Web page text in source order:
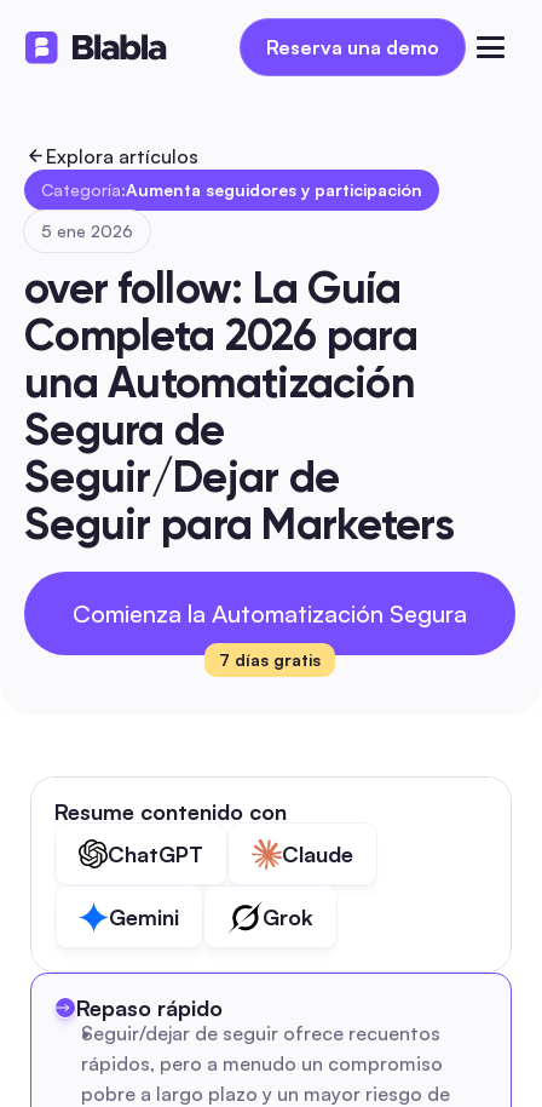
Reserva una demo
Reserva una demo
Explora artículos
Categoría:Aumenta seguidores y participación
5 ene 2026
over follow: La Guía
Completa 2026 para
una Automatización
Segura de
Seguir/Dejar de
Seguir para Marketers
Comienza la Automatización Segura
7 días gratis
Resume contenido con
ChatGPT
Claude
Gemini Grok
Repaso rápido
Seguir/dejar de seguir ofrece recuentos
rápidos, pero a menudo un compromiso
pobre a largo plazo y un mayor riesgo de